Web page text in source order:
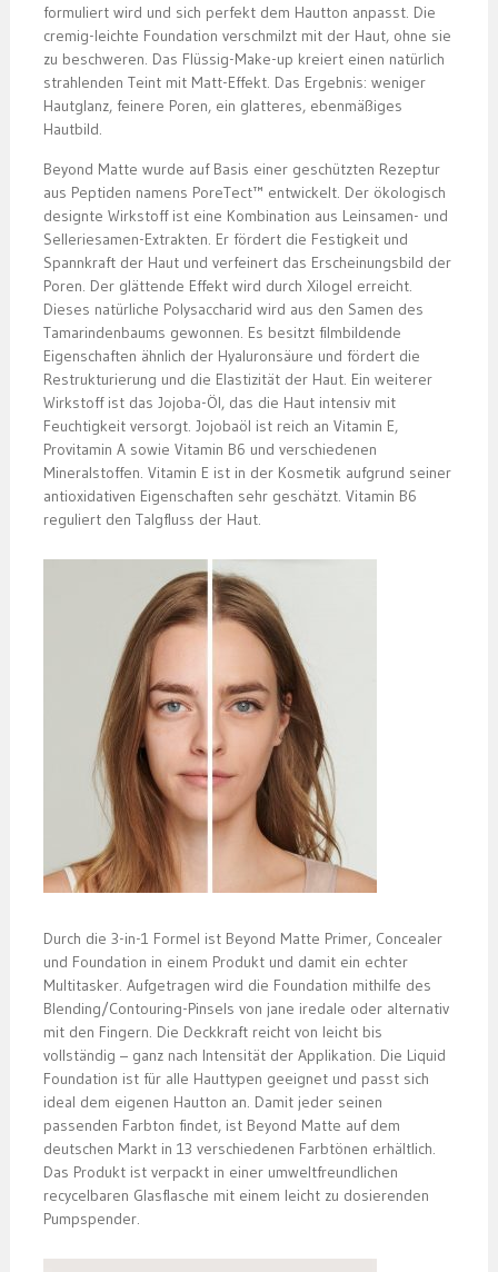
formuliert wird und sich perfekt dem Hautton anpasst. Die
cremig-leichte Foundation verschmilzt mit der Haut, ohne sie
zu beschweren. Das Flüssig-Make-up kreiert einen natürlich
strahlenden Teint mit Matt-Effekt. Das Ergebnis: weniger
Hautglanz, feinere Poren, ein glatteres, ebenmäßiges
Hautbild.
Beyond Matte wurde auf Basis einer geschützten Rezeptur
aus Peptiden namens PoreTect™ entwickelt. Der ökologisch
designte Wirkstoff ist eine Kombination aus Leinsamen- und
Selleriesamen-Extrakten. Er fördert die Festigkeit und
Spannkraft der Haut und verfeinert das Erscheinungsbild der
Poren. Der glättende Effekt wird durch Xilogel erreicht.
Dieses natürliche Polysaccharid wird aus den Samen des
Tamarindenbaums gewonnen. Es besitzt filmbildende
Eigenschaften ähnlich der Hyaluronsäure und fördert die
Restrukturierung und die Elastizität der Haut. Ein weiterer
Wirkstoff ist das Jojoba-Öl, das die Haut intensiv mit
Feuchtigkeit versorgt. Jojobaöl ist reich an Vitamin E,
Provitamin A sowie Vitamin B6 und verschiedenen
Mineralstoffen. Vitamin E ist in der Kosmetik aufgrund seiner
antioxidativen Eigenschaften sehr geschätzt. Vitamin B6
reguliert den Talgfluss der Haut.
Durch die 3-in-1 Formel ist Beyond Matte Primer, Concealer
und Foundation in einem Produkt und damit ein echter
Multitasker. Aufgetragen wird die Foundation mithilfe des
Blending/Contouring-Pinsels von jane iredale oder alternativ
mit den Fingern. Die Deckkraft reicht von leicht bis
vollständig – ganz nach Intensität der Applikation. Die Liquid
Foundation ist für alle Hauttypen geeignet und passt sich
ideal dem eigenen Hautton an. Damit jeder seinen
passenden Farbton findet, ist Beyond Matte auf dem
deutschen Markt in 13 verschiedenen Farbtönen erhältlich.
Das Produkt ist verpackt in einer umweltfreundlichen
recycelbaren Glasflasche mit einem leicht zu dosierenden
Pumpspender.